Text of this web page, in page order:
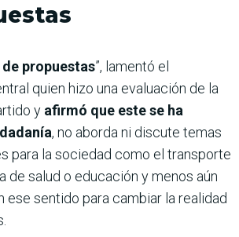
propuestas”, lamentó el
quien hizo una evaluación de la
y afirmó que este se ha
, no aborda ni discute temas
para la sociedad como el transporte
de salud o educación y menos aún
ese sentido para cambiar la realidad